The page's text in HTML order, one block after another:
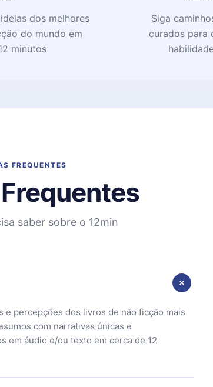
dos melhores
do mundo em
minutos
Siga
curados para
FREQUENTES
saber sobre o 12min
e percepções dos livros de não ficção mais
com narrativas únicas e
em áudio e/ou texto em cerca de 12